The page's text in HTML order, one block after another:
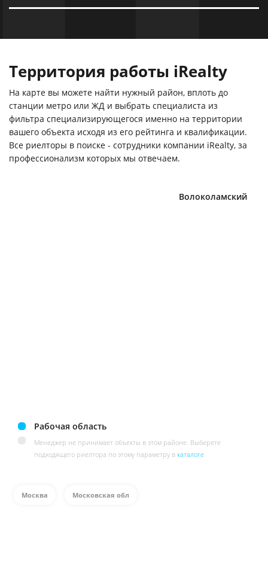
Территория работы iRealty
На карте вы можете найти нужный район, вплоть до
станции метро или ЖД и выбрать специалиста из
фильтра специализирующегося именно на территории
вашего объекта исходя из его рейтинга и квалификации.
Все риелторы в поиске - сотрудники компании iRealty, за
профессионализм которых мы отвечаем.
Волоколамский
Рабочая область
Менеджер не принимает объекты в этом районе. Выберете
подходящего риелтора по этому параметру в каталоге
Москва Московская обл